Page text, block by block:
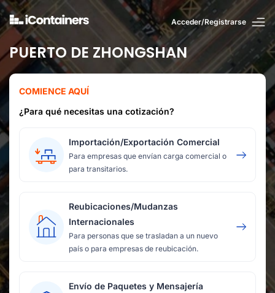
Acceder/Registrarse
PUERTO DE ZHONGSHAN
COMIENCE AQUÍ
¿Para qué necesitas una cotización?
Importación/Exportación Comercial
Para empresas que envían carga comercial o
para transitarios.
Reubicaciones/Mudanzas
Internacionales
Para personas que se trasladan a un nuevo
país o para empresas de reubicación.
Envío de Paquetes y Mensajería